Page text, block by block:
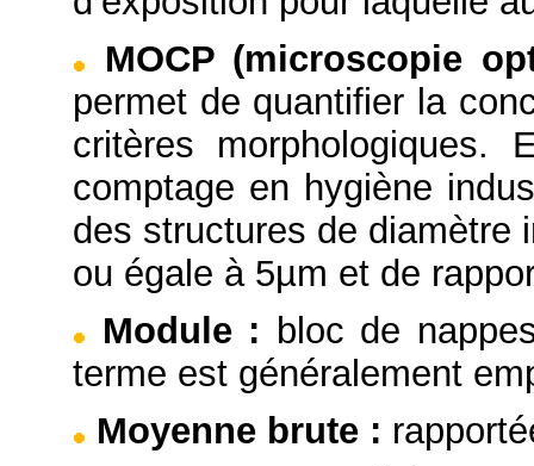
MOCP (microscopie
permet de quantifier la
critères
comptage en hygiène
des structures de diamètre
ou égale à 5µm et de
Module: bloc de
terme est généralement
Moyenne brute :